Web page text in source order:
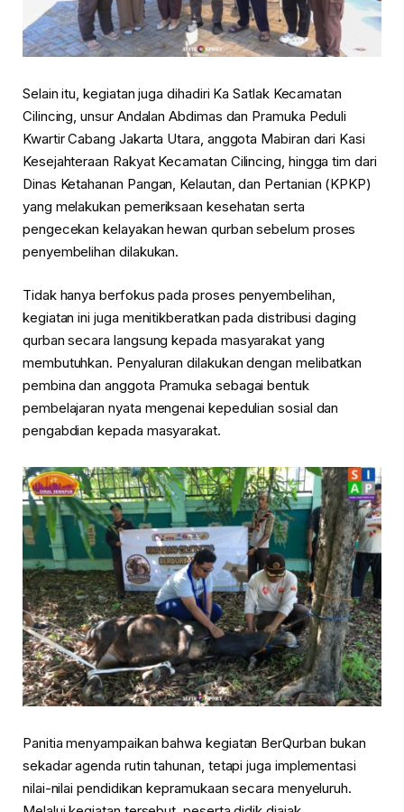
Selain itu, kegiatan juga dihadiri Ka Satlak Kecamatan
Cilincing, unsur Andalan Abdimas dan Pramuka Peduli
Kwartir Cabang Jakarta Utara, anggota Mabiran dari Kasi
Kesejahteraan Rakyat Kecamatan Cilincing, hingga tim dari
Dinas Ketahanan Pangan, Kelautan, dan Pertanian (KPKP)
yang melakukan pemeriksaan kesehatan serta
pengecekan kelayakan hewan qurban sebelum proses
penyembelihan dilakukan.
Tidak hanya berfokus pada proses penyembelihan,
kegiatan ini juga menitikberatkan pada distribusi daging
qurban secara langsung kepada masyarakat yang
membutuhkan. Penyaluran dilakukan dengan melibatkan
pembina dan anggota Pramuka sebagai bentuk
pembelajaran nyata mengenai kepedulian sosial dan
pengabdian kepada masyarakat.
Panitia menyampaikan bahwa kegiatan BerQurban bukan
sekadar agenda rutin tahunan, tetapi juga implementasi
nilai-nilai pendidikan kepramukaan secara menyeluruh.